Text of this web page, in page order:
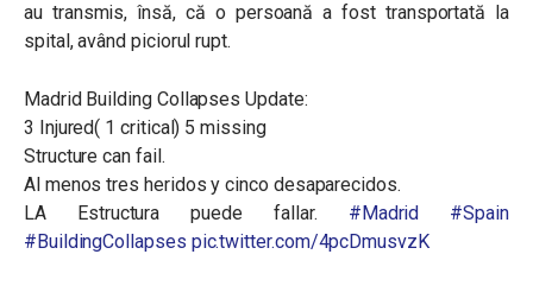
au transmis, însă, că o persoană a fost transportată la
spital, având piciorul rupt.
Madrid Building Collapses Update:
3 Injured( 1 critical) 5 missing
Structure can fail.
Al menos tres heridos y cinco desaparecidos.
LA Estructura puede fallar. #Madrid
#Spain
#BuildingCollapses pic.twitter.com/4pcDmusvzK